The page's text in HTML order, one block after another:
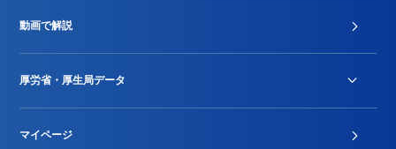
Stu-GEレポート
動画で解説
厚労省・厚生局データ
マイページ